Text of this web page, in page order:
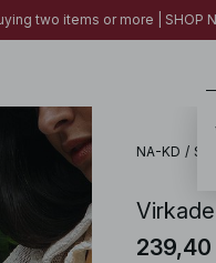
two items or more | SHOP
NA-KD /
239,40